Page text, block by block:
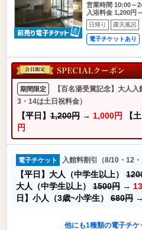
営業時間 10:00～
入浴料金 1,200円～
日帰り 露天風呂
電子チケットあり
期間限定
【百名湯受賞記念】大人
3・14は土日祝料金）
【平日】 1,200円 → 1,000円 【
円
電子チケット 入館料割引（8/10・12
【平日】大人（中学生以上）
大人（中学生以上） 1500円 →
日】小人（3歳~小学生） 680円 →
他にも1種類の電子チケ